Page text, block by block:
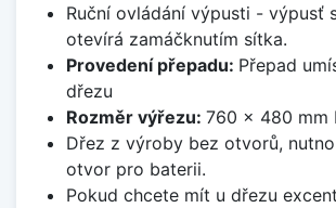
Ruční ovládání výpusti - výpusť
otevírá zamáčknutím sítka.
Provedení přepadu: Přepad
dřezu
Rozměr výřezu: 760 x 480 mm
Dřez z výroby bez otvorů,
otvor pro baterii.
Pokud chcete mít u dřezu